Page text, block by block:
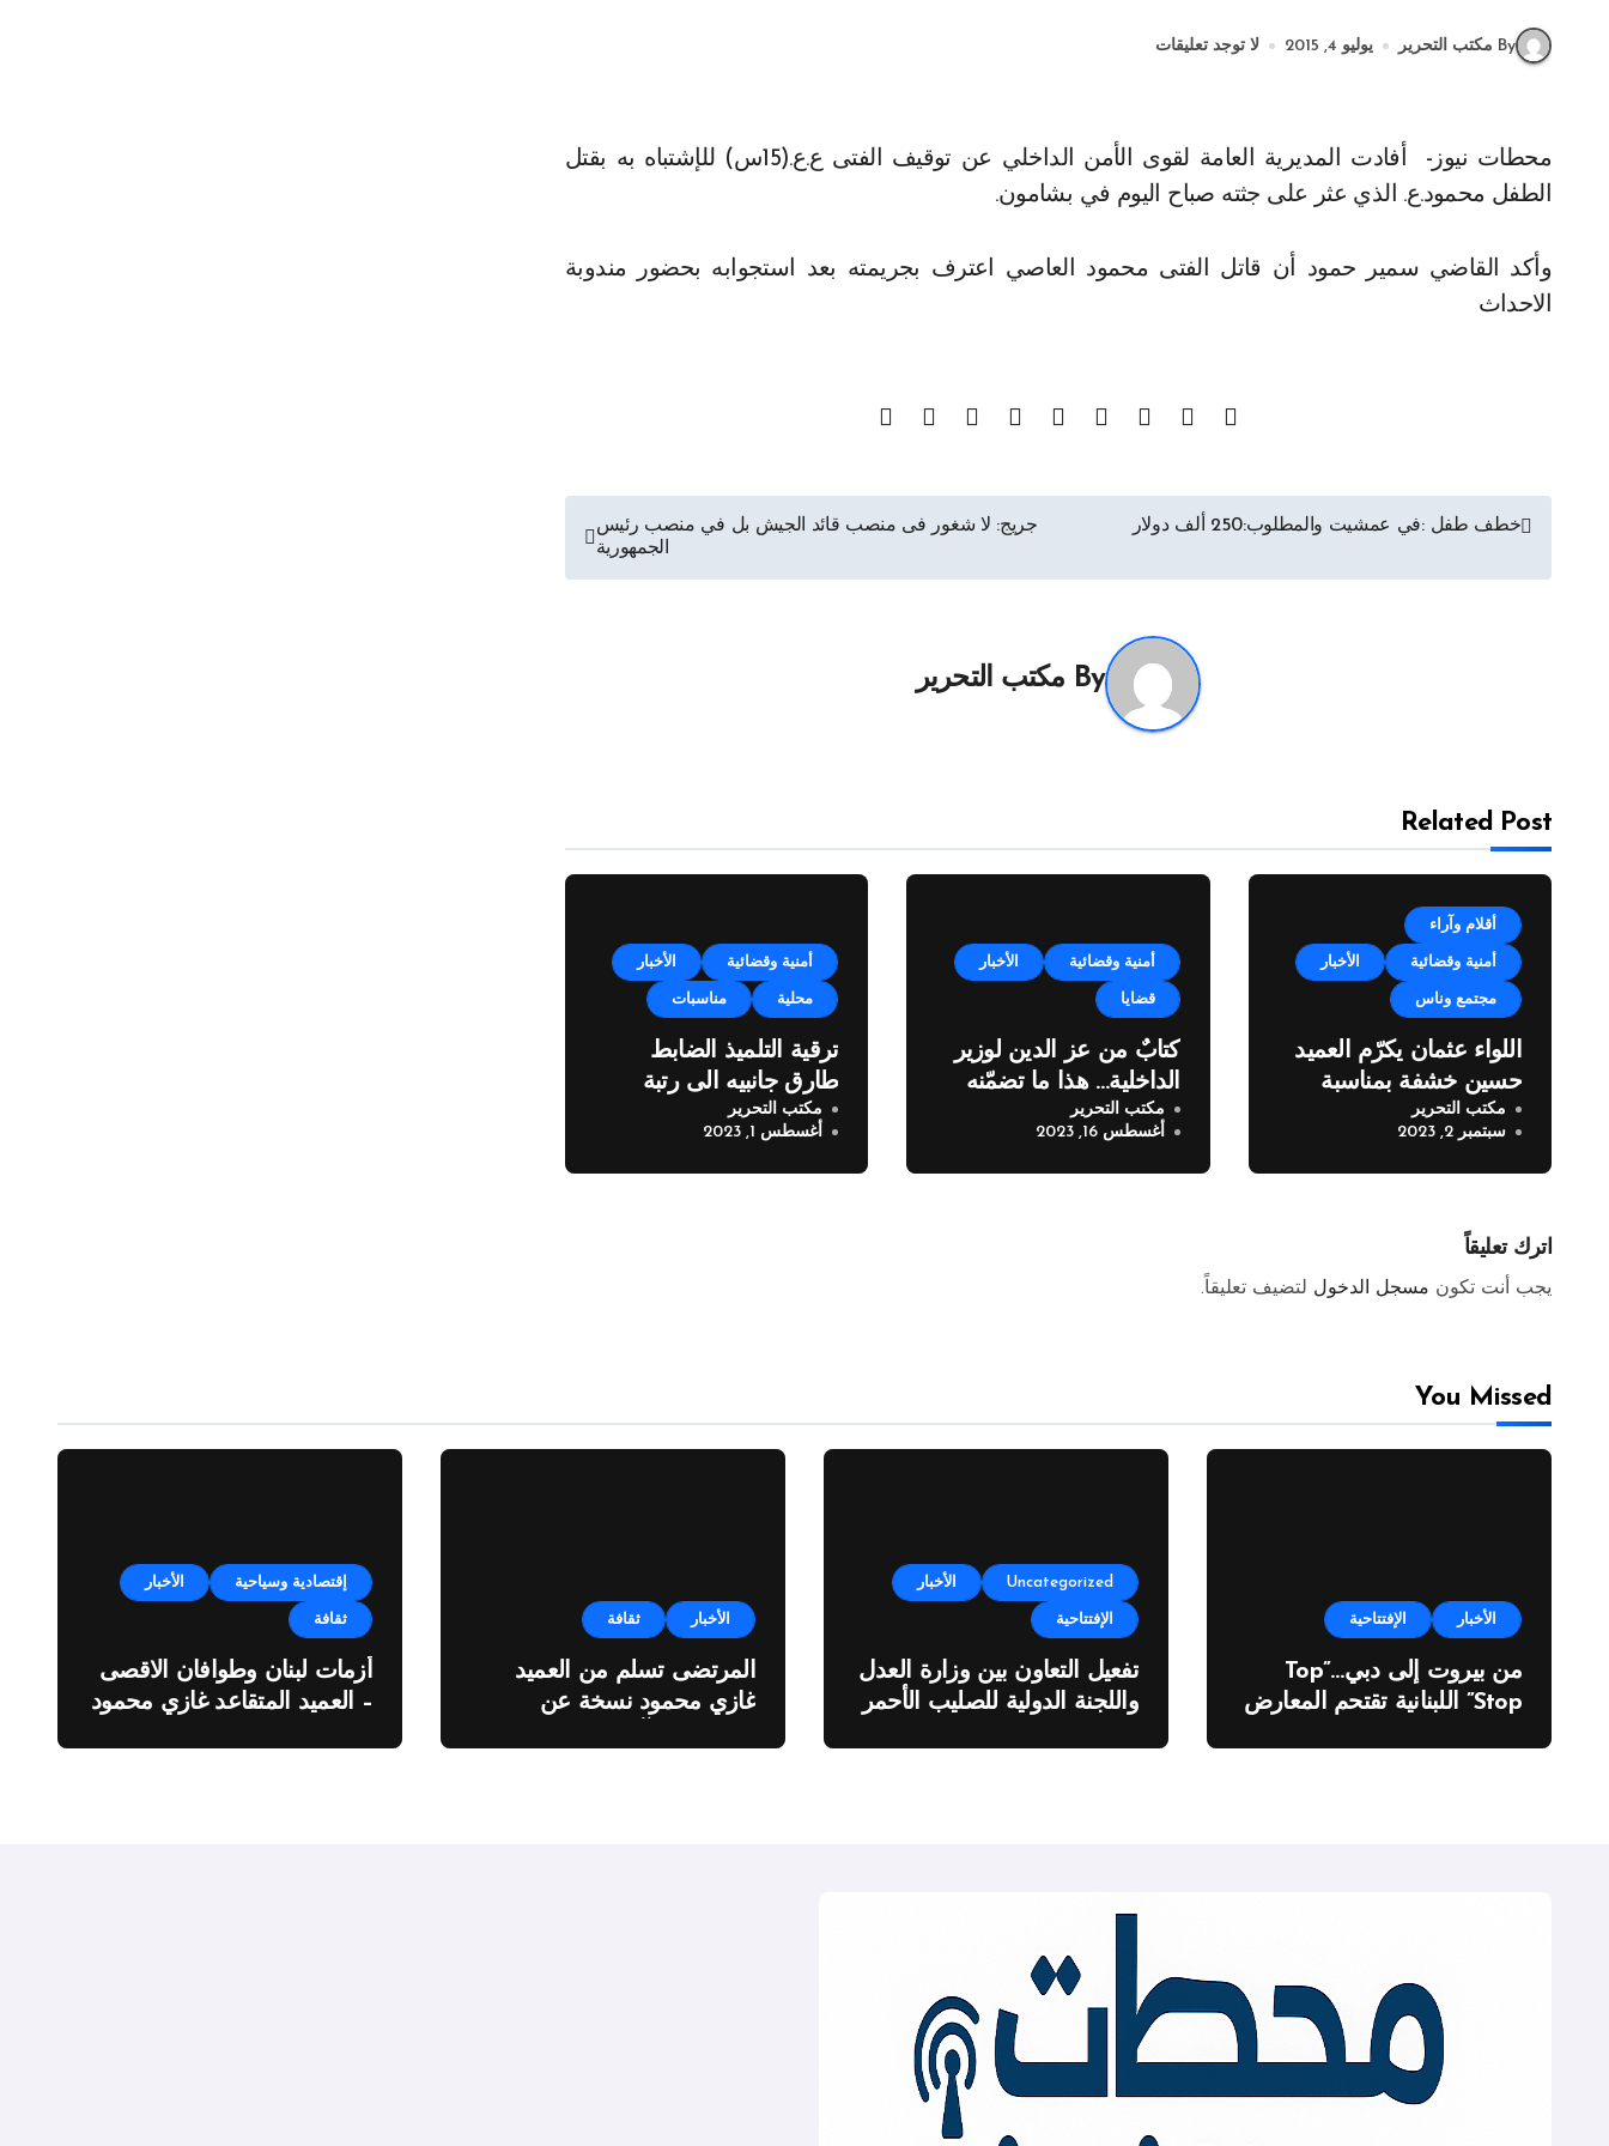
By مكتب التحرير يوليو 4, 2015 لا توجد تعليقات
محطات نيوز- أفادت المديرية العامة لقوى الأمن الداخلي عن توقيف الفتى ع.ع.(15س) للإشتباه به بقتل
الطفل محمود.ع. الذي عثر على جثته صباح اليوم في بشامون.
وأكد القاضي سمير حمود أن قاتل الفتى محمود العاصي اعترف بجريمته بعد استجوابه بحضور مندوبة
الاحداث
تصفّح
المقالات
خطف طفل :في عمشيت والمطلوب:250 ألف دولار
جريج: لا شغور فى منصب قائد الجيش بل في منصب رئيس
الجمهورية
By مكتب التحرير
Related Post
أقلام وآراء
أمنية وقضائية الأخبار
مجتمع وناس
اللواء عثمان يكرّم العميد
حسين خشفة بمناسبة
انتهاء خدمته في قوى
الأمن الداخلي
مكتب التحرير
سبتمبر 2, 2023
أمنية وقضائية الأخبار
قضايا
كتابٌ من عز الدين لوزير
الداخلية… هذا ما تضمّنه
مكتب التحرير
أغسطس 16, 2023
أمنية وقضائية الأخبار
محلية مناسبات
ترقية التلميذ الضابط
طارق جانبيه الى رتبة
ملازم
مكتب التحرير
أغسطس 1, 2023
اترك تعليقاً
يجب أنت تكون مسجل الدخول لتضيف تعليقاً.
You Missed
الأخبار الإفتتاحية
من بيروت إلى دبي…”Top
Stop” اللبنانية تقتحم المعارض
Uncategorized الأخبار
الإفتتاحية
تفعيل التعاون بين وزارة العدل
واللجنة الدولية للصليب الأحمر
الأخبار ثقافة
المرتضى تسلم من العميد
غازي محمود نسخة عن
إقتصادية وسياحية الأخبار
ثقافة
أزمات لبنان وطوافان الاقصى
– العميد المتقاعد غازي محمود